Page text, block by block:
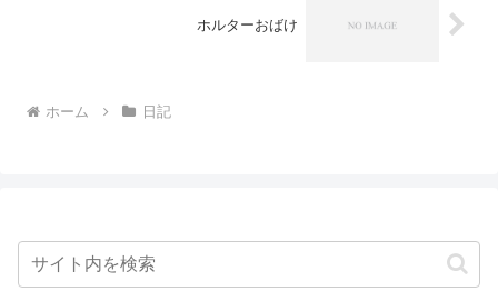
ホルターおばけ
ホーム 日記